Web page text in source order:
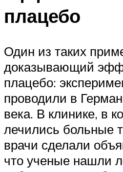
плацебо
Один из таких
доказывающий
плацебо:
проводили в
века. В клинике, в
лечились больные
врачи сделали
что ученые нашли